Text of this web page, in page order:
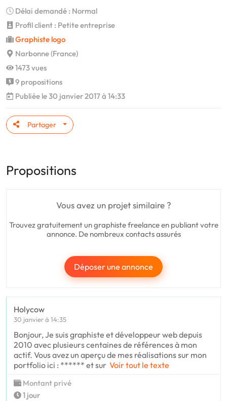
Délai demandé : Normal
Profil client : Petite entreprise
Graphiste logo
Narbonne (France)
1473 vues
9 propositions
Publiée le 30 janvier 2017 à 14:33
Partager
Propositions
Vous avez un projet similaire ?
Trouvez gratuitement un graphiste freelance en publiant votre
annonce. De nombreux contacts assurés
Déposer une annonce
Holycow
30 janvier à 14:35
Bonjour, Je suis graphiste et développeur web depuis
2010 avec plusieurs centaines de références à mon
actif. Vous avez un aperçu de mes réalisations sur mon
portfolio ici : ****** et sur Voir tout le texte
Montant privé
1 jour